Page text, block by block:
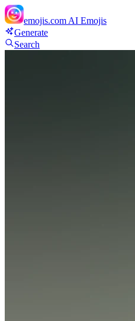
emojis.com AI Emojis
Generate
Search